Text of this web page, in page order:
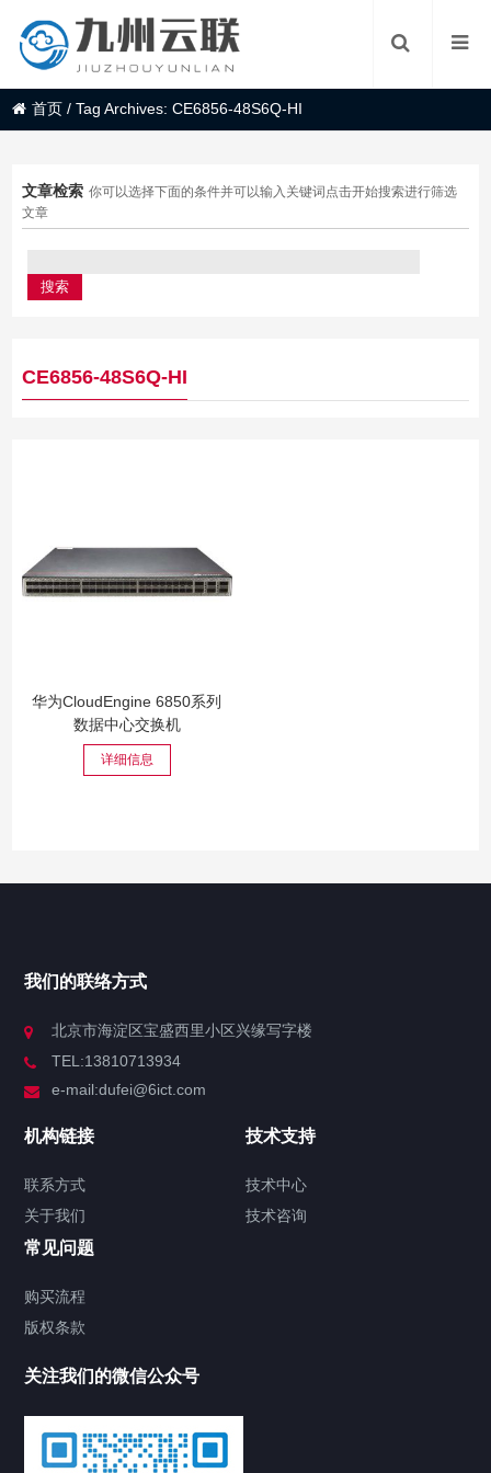
首页 /Tag Archives: CE6856-48S6Q-HI
文章检索 你可以选择下面的条件并可以输入关键词点击开始搜索进行筛选
文章
CE6856-48S6Q-HI
华为CloudEngine 6850系列
数据中心交换机
详细信息
我们的联络方式
北京市海淀区宝盛西里小区兴缘写字楼
TEL:13810713934
e-mail:dufei@6ict.com
机构链接
联系方式
关于我们
技术支持
技术中心
技术咨询
常见问题
购买流程
版权条款
关注我们的微信公众号